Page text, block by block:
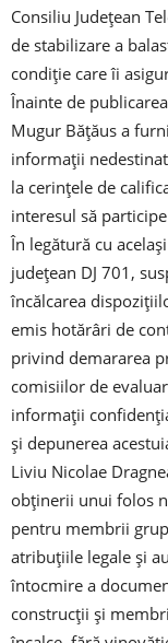
Consiliu Județean
de stabilizare a
condiție care îi
Înainte de
Mugur Bățăus a
informații
la cerințele de
interesul să
În legătură cu
județean DJ 701,
încălcarea
emis hotărâri de
privind demararea
comisiilor de
informații
și depunerea
Liviu Nicolae
obținerii unui folos
pentru membrii
atribuțiile legale și
întocmire a
construcții și